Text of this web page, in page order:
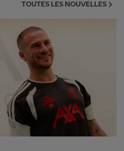
TOUTES LES NOUVELLES